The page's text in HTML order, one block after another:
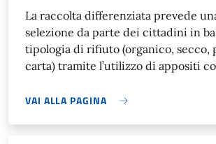
La raccolta differenziata prevede
selezione da parte dei cittadini in
tipologia di rifiuto (organico, secco,
carta) tramite l’utilizzo di appositi
VAI ALLA PAGINA